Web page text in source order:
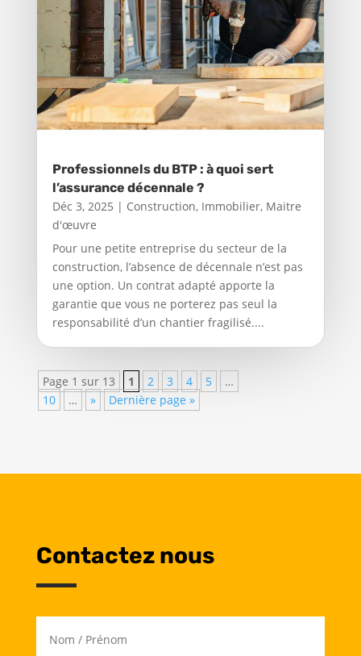
Professionnels du BTP : à quoi sert
l’assurance décennale ?
Déc 3, 2025 | Construction, Immobilier, Maitre
d'œuvre
Pour une petite entreprise du secteur de la
construction, l’absence de décennale n’est pas
une option. Un contrat adapté apporte la
garantie que vous ne porterez pas seul la
responsabilité d’un chantier fragilisé....
Page 1 sur 13 1 2 3 4 5
…
10
… » Dernière page »
Contactez nous